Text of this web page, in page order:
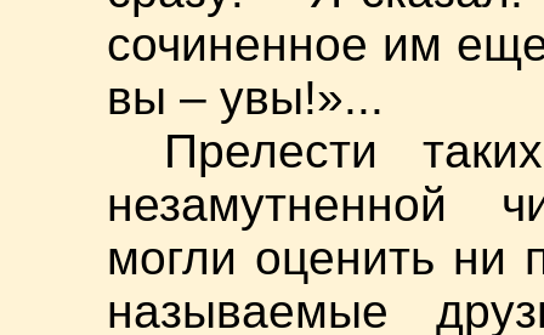
сочиненное им
вы – увы!»...
Прелести
незамутненной
могли оценить ни
называемые